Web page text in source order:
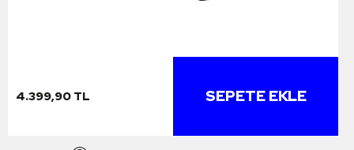
4.399,90 TL SEPETE EKLE